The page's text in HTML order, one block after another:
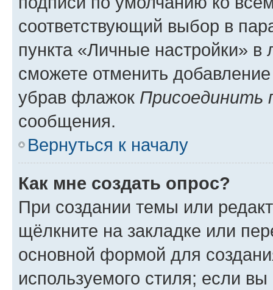
соответствующий выбор в
пункта «Личные настройки»
сможете отменить
убрав флажок Присоединить
сообщения.
Вернуться к началу
Как мне создать опрос?
При создании темы или
щёлкните на закладке или
основной формой для
используемого стиля; если